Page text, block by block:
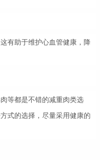
有助于维护心血管健康，降
等都是不错的减重肉类选
式的选择，尽量采用健康的